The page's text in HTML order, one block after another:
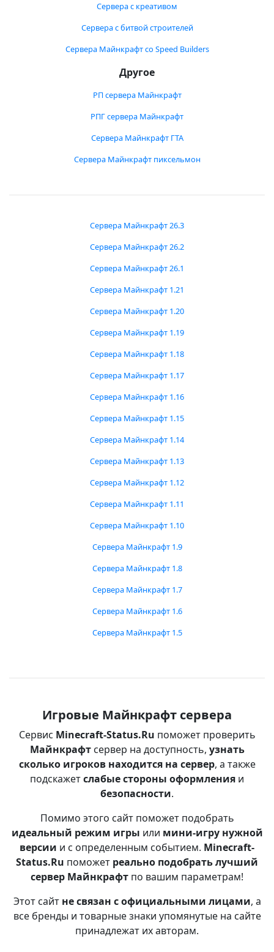
Сервера с креативом
Сервера с битвой строителей
Сервера Майнкрафт со Speed Builders
Другое
РП сервера Майнкрафт
РПГ сервера Майнкрафт
Сервера Майнкрафт ГТА
Сервера Майнкрафт пиксельмон
Сервера Майнкрафт 26.3
Сервера Майнкрафт 26.2
Сервера Майнкрафт 26.1
Сервера Майнкрафт 1.21
Сервера Майнкрафт 1.20
Сервера Майнкрафт 1.19
Сервера Майнкрафт 1.18
Сервера Майнкрафт 1.17
Сервера Майнкрафт 1.16
Сервера Майнкрафт 1.15
Сервера Майнкрафт 1.14
Сервера Майнкрафт 1.13
Сервера Майнкрафт 1.12
Сервера Майнкрафт 1.11
Сервера Майнкрафт 1.10
Сервера Майнкрафт 1.9
Сервера Майнкрафт 1.8
Сервера Майнкрафт 1.7
Сервера Майнкрафт 1.6
Сервера Майнкрафт 1.5
Игровые Майнкрафт сервера
Сервис Minecraft-Status.Ru поможет проверить
Майнкрафтсервер на доступность, узнать
сколько игроков находится на сервер, а также
подскажетслабые стороны оформления и
безопасности.
Помимо этого сайт поможет подобрать
идеальный режим игры или мини-игру нужной
версии и с определенным событием. Minecraft-
Status.Ru поможет реально подобрать лучший
сервер Майнкрафт по вашим параметрам!
Этот сайт не связан с официальными лицами, а
все бренды и товарные знаки упомянутые на сайте
принадлежат их авторам.